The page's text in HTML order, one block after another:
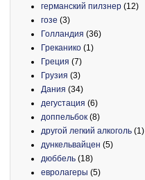
германский пилзнер (12)
гозе (3)
Голландия (36)
Греканико (1)
Греция (7)
Грузия (3)
Дания (34)
дегустация (6)
доппельбок (8)
другой легкий алкоголь (1)
дункельвайцен (5)
дюббель (18)
евролагеры (5)